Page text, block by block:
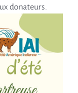
donateurs.